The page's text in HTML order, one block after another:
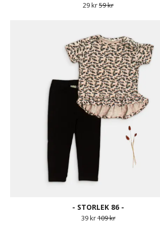
29 kr59 kr
- STORLEK 86 -
39 kr109 kr